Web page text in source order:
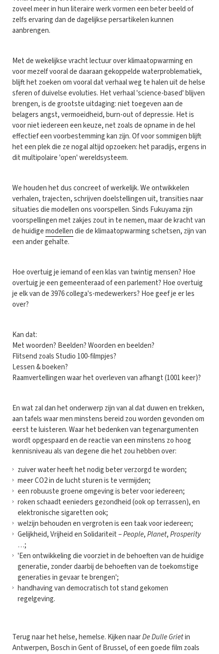
zoveel meer in hun literaire werk vormen een beter beeld of
zelfs ervaring dan de dagelijkse persartikelen kunnen
aanbrengen.
Met de wekelijkse vracht lectuur over klimaatopwarming en
voor mezelf vooral de daaraan gekoppelde waterproblematiek,
blijft het zoeken om vooral dat verhaal weg te halen uit de helse
sferen of duivelse evoluties. Het verhaal 'science-based' blijven
brengen, is de grootste uitdaging: niet toegeven aan de
belagers angst, vermoeidheid, burn-out of depressie. Het is
voor niet iedereen een keuze, net zoals de opname in de hel
effectief een voorbestemming kan zijn. Of voor sommigen blijft
het een plek die ze nogal altijd opzoeken: het paradijs, ergens in
dit multipolaire 'open' wereldsysteem.
We houden het dus concreet of werkelijk. We ontwikkelen
verhalen, trajecten, schrijven doelstellingen uit, transities naar
situaties die modellen ons voorspellen. Sinds Fukuyama zijn
voorspellingen met zakjes zout in te nemen, maar de kracht van
de huidigemodellendie de klimaatopwarming schetsen, zijn van
een ander gehalte.
Hoe overtuig je iemand of een klas van twintig mensen? Hoe
overtuig je een gemeenteraad of een parlement? Hoe overtuig
je elk van de 3976 collega's-medewerkers? Hoe geef je er les
over?
Kan dat:
Met woorden? Beelden? Woorden en beelden?
Flitsend zoals Studio 100-filmpjes?
Lessen & boeken?
Raamvertellingen waar het overleven van afhangt (1001 keer)?
En wat zal dan het onderwerp zijn van al dat duwen en trekken,
aan tafels waar men minstens bereid zou worden gevonden om
eerst te luisteren. Waar het bedenken van tegenargumenten
wordt opgespaard en de reactie van een minstens zo hoog
kennisniveau als van degene die het zou hebben over:
zuiver water heeft het nodig beter verzorgd te worden;
meer CO2 in de lucht sturen is te vermijden;
een robuuste groene omgeving is beter voor iedereen;
roken schaadt eenieders gezondheid (ook op terrassen), en
elektronische sigaretten ook;
welzijn behouden en vergroten is een taak voor iedereen;
Gelijkheid, Vrijheid en Solidariteit –People,Planet,Prosperity
…;
'Een ontwikkeling die voorziet in de behoeften van de huidige
generatie, zonder daarbij de behoeften van de toekomstige
generaties in gevaar te brengen';
handhaving van democratisch tot stand gekomen
regelgeving.
Terug naar het helse, hemelse. Kijken naarDe Dulle Grietin
Antwerpen, Bosch in Gent of Brussel, of een goede film zoals